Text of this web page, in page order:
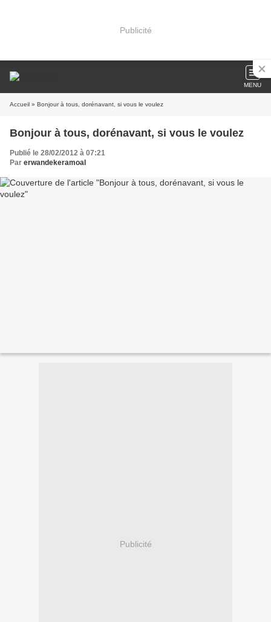
Publicité
MENU
Accueil » Bonjour à tous, dorénavant, si vous le voulez
Bonjour à tous, dorénavant, si vous le voulez
Publié le 28/02/2012 à 07:21
Par erwandekeramoal
Publicité